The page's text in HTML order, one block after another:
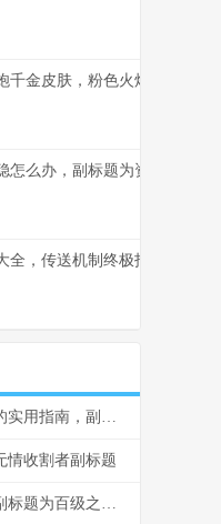
千金皮肤，粉色火炮的战场华
怎么办，副标题为资深玩家教
全，传送机制终极指南
我的世界小地图怎么弄，资深玩家的实用指南，副标题，从零开始掌握地图导航
情收割者副标题
和平精英一百级玩家名字的荣耀，副标题为百级之名的战场印记